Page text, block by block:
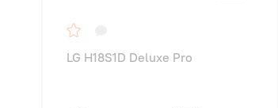
LG H18S1D Deluxe Pro